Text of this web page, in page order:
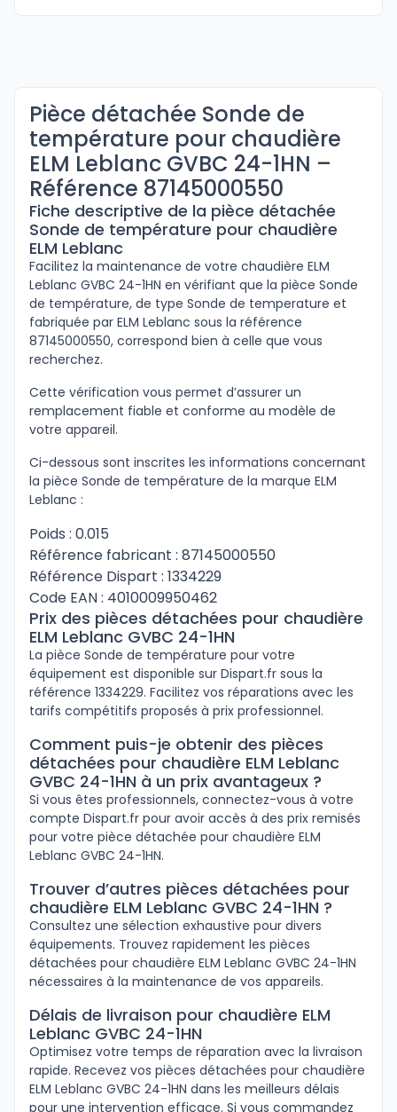
Pièce détachée Sonde de
température pour chaudière
ELM Leblanc GVBC 24-1HN –
Référence 87145000550
Fiche descriptive de la pièce détachée
Sonde de température pour chaudière
ELM Leblanc
Facilitez la maintenance de votre chaudière ELM
Leblanc GVBC 24-1HN en vérifiant que la pièce Sonde
de température, de type Sonde de temperature et
fabriquée par ELM Leblanc sous la référence
87145000550, correspond bien à celle que vous
recherchez.
Cette vérification vous permet d’assurer un
remplacement fiable et conforme au modèle de
votre appareil.
Ci-dessous sont inscrites les informations concernant
la pièce Sonde de température de la marque ELM
Leblanc :
Poids : 0.015
Référence fabricant : 87145000550
Référence Dispart : 1334229
Code EAN : 4010009950462
Prix des pièces détachées pour chaudière
ELM Leblanc GVBC 24-1HN
La pièce Sonde de température pour votre
équipement est disponible sur Dispart.fr sous la
référence 1334229. Facilitez vos réparations avec les
tarifs compétitifs proposés à prix professionnel.
Comment puis-je obtenir des pièces
détachées pour chaudière ELM Leblanc
GVBC 24-1HN à un prix avantageux ?
Si vous êtes professionnels, connectez-vous à votre
compte Dispart.fr pour avoir accès à des prix remisés
pour votre pièce détachée pour chaudière ELM
Leblanc GVBC 24-1HN.
Trouver d’autres pièces détachées pour
chaudière ELM Leblanc GVBC 24-1HN ?
Consultez une sélection exhaustive pour divers
équipements. Trouvez rapidement les pièces
détachées pour chaudière ELM Leblanc GVBC 24-1HN
nécessaires à la maintenance de vos appareils.
Délais de livraison pour chaudière ELM
Leblanc GVBC 24-1HN
Optimisez votre temps de réparation avec la livraison
rapide. Recevez vos pièces détachées pour chaudière
ELM Leblanc GVBC 24-1HN dans les meilleurs délais
pour une intervention efficace. Si vous commandez